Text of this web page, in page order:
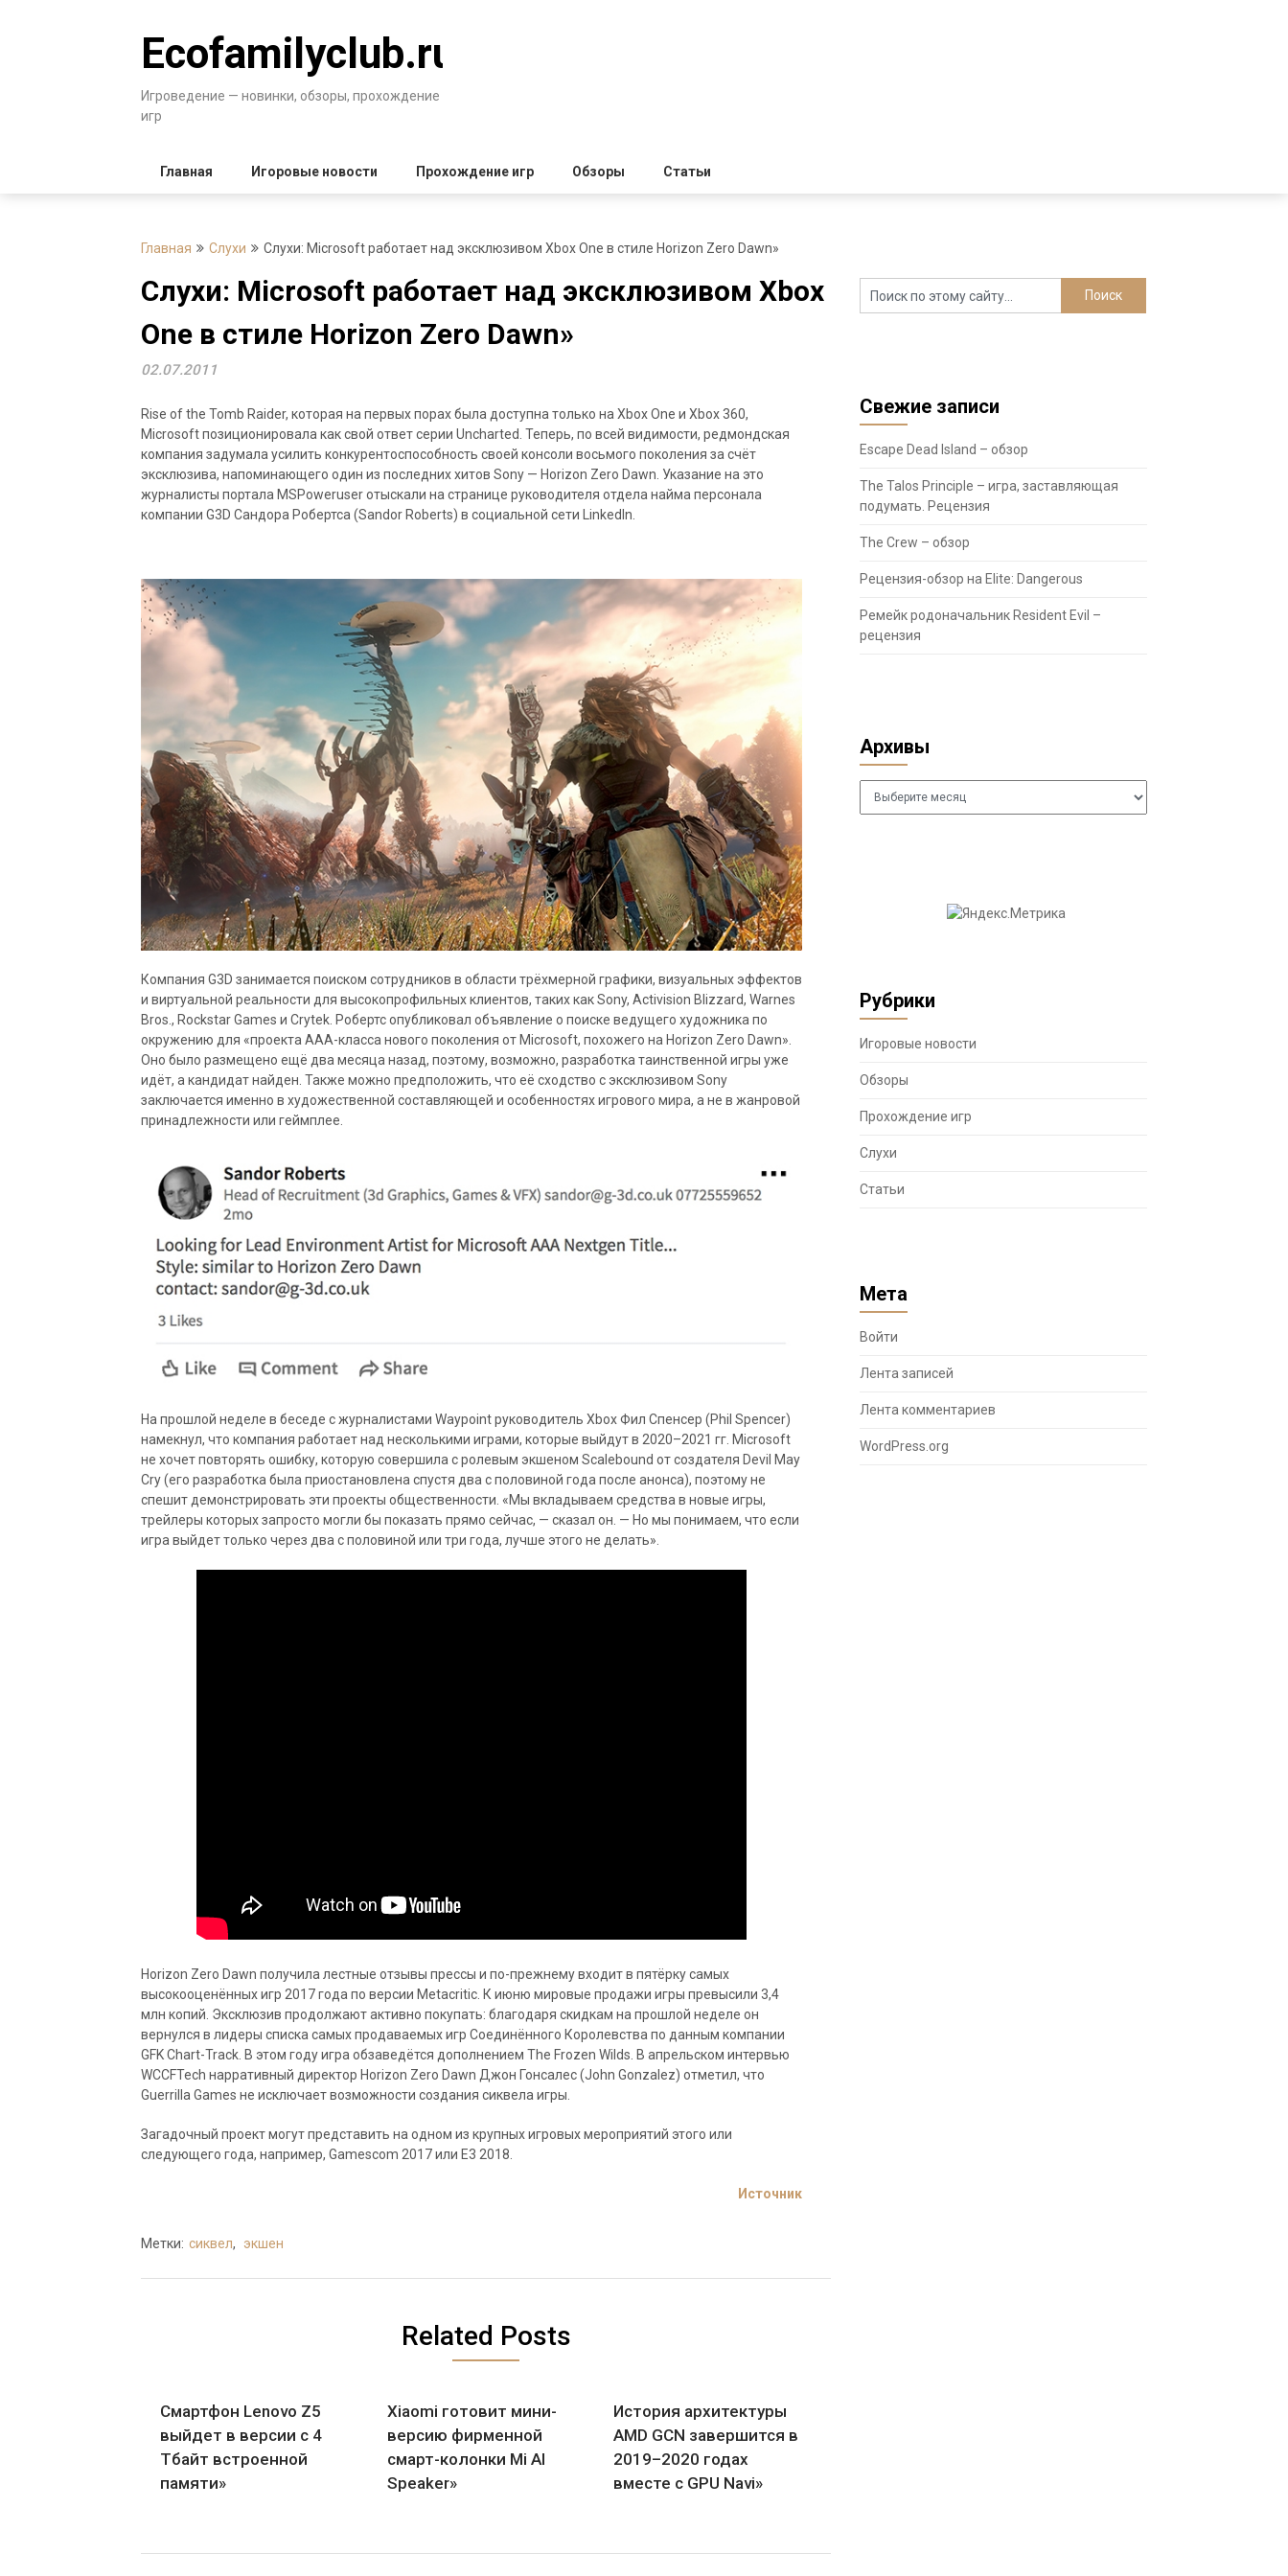
Ecofamilyclub.ru
Игроведение — новинки, обзоры, прохождение
игр
Главная Игоровые новости Прохождение игр Обзоры Статьи
Главная Слухи Слухи: Microsoft работает над эксклюзивом Xbox One в стиле Horizon Zero Dawn»
Слухи: Microsoft работает над эксклюзивом Xbox
One в стиле Horizon Zero Dawn»
02.07.2011
Rise of the Tomb Raider, которая на первых порах была доступна только на Xbox One и Xbox 360,
Microsoft позиционировала как свой ответ серии Uncharted. Теперь, по всей видимости, редмондская
компания задумала усилить конкурентоспособность своей консоли восьмого поколения за счёт
эксклюзива, напоминающего один из последних хитов Sony — Horizon Zero Dawn. Указание на это
журналисты портала MSPoweruser отыскали на странице руководителя отдела найма персонала
компании G3D Сандора Робертса (Sandor Roberts) в социальной сети LinkedIn.
Компания G3D занимается поиском сотрудников в области трёхмерной графики, визуальных эффектов
и виртуальной реальности для высокопрофильных клиентов, таких как Sony, Activision Blizzard, Warnes
Bros., Rockstar Games и Crytek. Робертс опубликовал объявление о поиске ведущего художника по
окружению для «проекта ААА-класса нового поколения от Microsoft, похожего на Horizon Zero Dawn».
Оно было размещено ещё два месяца назад, поэтому, возможно, разработка таинственной игры уже
идёт, а кандидат найден. Также можно предположить, что её сходство с эксклюзивом Sony
заключается именно в художественной составляющей и особенностях игрового мира, а не в жанровой
принадлежности или геймплее.
На прошлой неделе в беседе с журналистами Waypoint руководитель Xbox Фил Спенсер (Phil Spencer)
намекнул, что компания работает над несколькими играми, которые выйдут в 2020–2021 гг. Microsoft
не хочет повторять ошибку, которую совершила с ролевым экшеном Scalebound от создателя Devil May
Cry (его разработка была приостановлена спустя два с половиной года после анонса), поэтому не
спешит демонстрировать эти проекты общественности. «Мы вкладываем средства в новые игры,
трейлеры которых запросто могли бы показать прямо сейчас, — сказал он. — Но мы понимаем, что если
игра выйдет только через два с половиной или три года, лучше этого не делать».
Horizon Zero Dawn получила лестные отзывы прессы и по-прежнему входит в пятёрку самых
высокооценённых игр 2017 года по версии Metacritic. К июню мировые продажи игры превысили 3,4
млн копий. Эксклюзив продолжают активно покупать: благодаря скидкам на прошлой неделе он
вернулся в лидеры списка самых продаваемых игр Соединённого Королевства по данным компании
GFK Chart-Track. В этом году игра обзаведётся дополнением The Frozen Wilds. В апрельском интервью
WCCFTech нарративный директор Horizon Zero Dawn Джон Гонсалес (John Gonzalez) отметил, что
Guerrilla Games не исключает возможности создания сиквела игры.
Загадочный проект могут представить на одном из крупных игровых мероприятий этого или
следующего года, например, Gamescom 2017 или Е3 2018.
Источник
Метки: сиквел, экшен
Related Posts
Смартфон Lenovo Z5
выйдет в версии с 4
Тбайт встроенной
памяти»
Xiaomi готовит мини-
версию фирменной
смарт-колонки Mi AI
Speaker»
История архитектуры
AMD GCN завершится в
2019–2020 годах
вместе с GPU Navi»
Свежие записи
Escape Dead Island – обзор
The Talos Principle – игра, заставляющая
подумать. Рецензия
The Crew – обзор
Рецензия-обзор на Elite: Dangerous
Ремейк родоначальник Resident Evil –
рецензия
Архивы
Архивы
Рубрики
Игоровые новости
Обзоры
Прохождение игр
Слухи
Статьи
Мета
Войти
Лента записей
Лента комментариев
WordPress.org